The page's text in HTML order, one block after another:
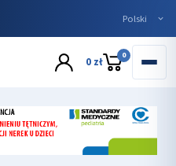
0 zł 0